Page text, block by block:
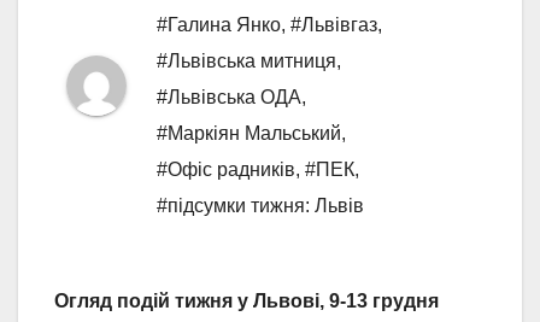
#Галина Янко, #Львівгаз,
#Львівська митниця,
#Львівська ОДА,
#Маркіян Мальський,
#Офіс радників, #ПЕК,
#підсумки тижня: Львів
Огляд подій тижня у Львові, 9-13 грудня